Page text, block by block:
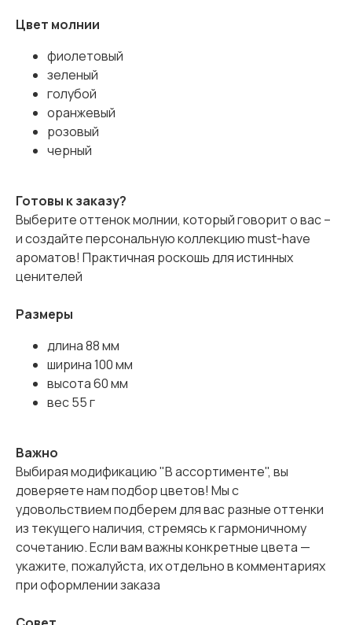
Цвет молнии
фиолетовый
зеленый
голубой
оранжевый
розовый
черный
Готовы к заказу?
Выберите оттенок молнии, который говорит о вас –
и создайте персональную коллекцию must-have
ароматов! Практичная роскошь для истинных
ценителей
Размеры
длина 88 мм
ширина 100 мм
высота 60 мм
вес 55 г
Важно
Выбирая модификацию "В ассортименте", вы
доверяете нам подбор цветов! Мы с
удовольствием подберем для вас разные оттенки
из текущего наличия, стремясь к гармоничному
сочетанию. Если вам важны конкретные цвета —
укажите, пожалуйста, их отдельно в комментариях
при оформлении заказа